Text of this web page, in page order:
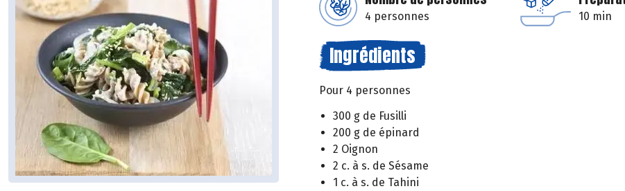
4 personnes 10 min
Ingrédients
Pour 4 personnes
300 g de Fusilli
200 g de épinard
2 Oignon
2 c. à s. de Sésame
1 c. à s. de Tahini